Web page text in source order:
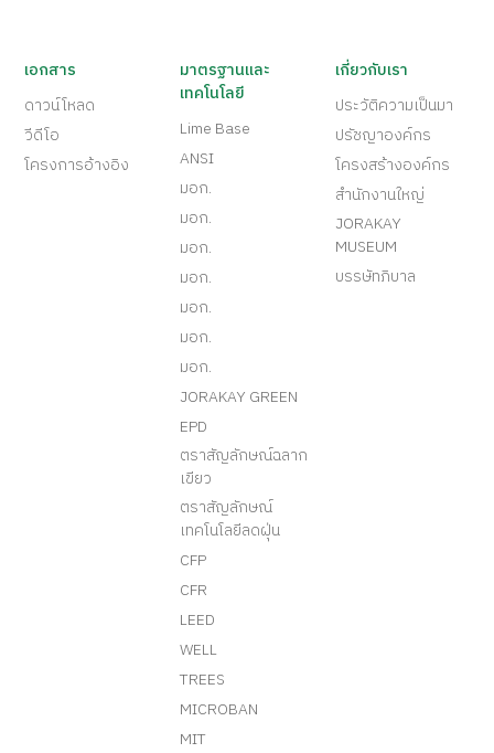
เอกสาร
ดาวน์โหลด
วีดีโอ
โครงการอ้างอิง
มาตรฐานและ
เทคโนโลยี
Lime Base
ANSI
มอก.
มอก.
มอก.
มอก.
มอก.
มอก.
มอก.
JORAKAY GREEN
EPD
ตราสัญลักษณ์ฉลาก
เขียว
ตราสัญลักษณ์
เทคโนโลยีลดฝุ่น
CFP
CFR
LEED
WELL
TREES
MICROBAN
MIT
เกี่ยวกับเรา
ประวัติความเป็นมา
ปรัชญาองค์กร
โครงสร้างองค์กร
สำนักงานใหญ่
JORAKAY
MUSEUM
บรรษัทภิบาล